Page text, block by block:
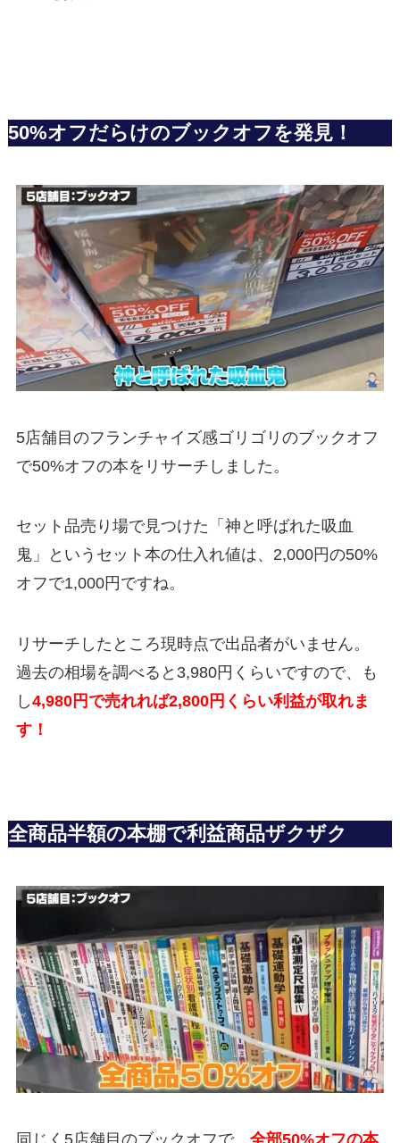
50%オフだらけのブックオフを発見！
5店舗目のフランチャイズ感ゴリゴリのブックオフ
で50%オフの本をリサーチしました。
セット品売り場で見つけた「神と呼ばれた吸血
鬼」というセット本の仕入れ値は、2,000円の50%
オフで1,000円ですね。
リサーチしたところ現時点で出品者がいません。
過去の相場を調べると3,980円くらいですので、も
し4,980円で売れれば2,800円くらい利益が取れま
す！
全商品半額の本棚で利益商品ザクザク